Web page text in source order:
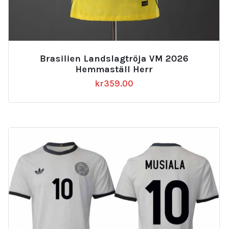
Brasilien Landslagtröja VM 2026
Hemmaställ Herr
kr359.00